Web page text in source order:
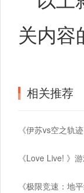
关内容
相关推荐
《极限竞速：地